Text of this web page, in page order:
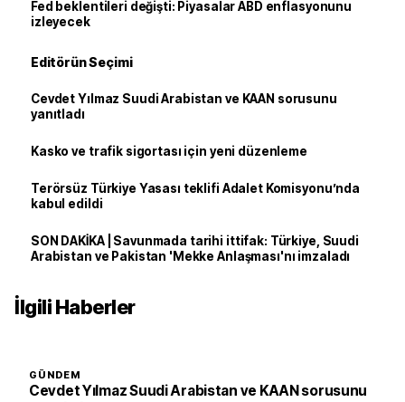
Fed beklentileri değişti: Piyasalar ABD enflasyonunu
izleyecek
Editörün Seçimi
Cevdet Yılmaz Suudi Arabistan ve KAAN sorusunu
yanıtladı
Kasko ve trafik sigortası için yeni düzenleme
Terörsüz Türkiye Yasası teklifi Adalet Komisyonu’nda
kabul edildi
SON DAKİKA | Savunmada tarihi ittifak: Türkiye, Suudi
Arabistan ve Pakistan 'Mekke Anlaşması'nı imzaladı
İlgili Haberler
GÜNDEM
Cevdet Yılmaz Suudi Arabistan ve KAAN sorusunu